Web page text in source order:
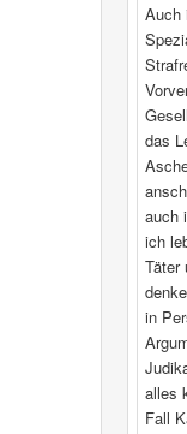
Auch
das
auch
ich
Täter
in
alles
Fall